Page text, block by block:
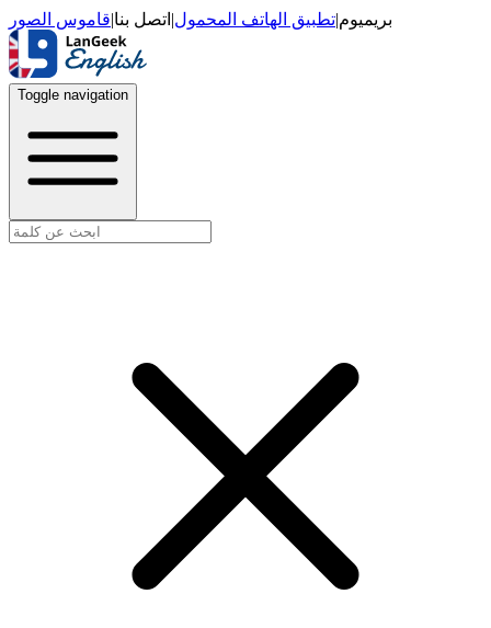
بريميوم|تطبيق الهاتف المحمول| اتصل بنا|قاموس الصور
Toggle navigation